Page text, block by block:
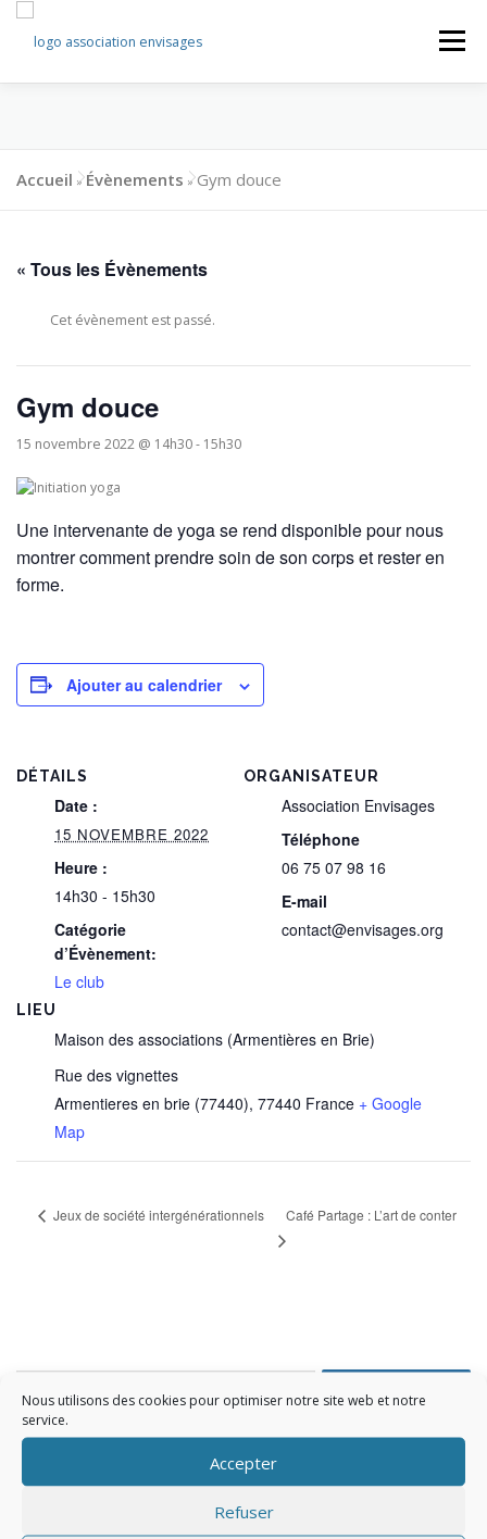
Nous utilisons des cookies pour optimiser notre site web et notre
service.
Accepter
Refuser
contenu
Menu
MAISON PARTAGÉE
Accueil »Évènements »Gym douce
« Tous les Évènements
Cet évènement est passé.
Gym douce
15 novembre 2022 @ 14h30- 15h30
Une intervenante de yoga se rend disponible pour nous
montrer comment prendre soin de son corps et rester en
forme.
Ajouter au calendrier
DÉTAILS
Date :
15 NOVEMBRE 2022
Heure :
14h30 - 15h30
Catégorie
d’Évènement:
Le club
LIEU
Maison des associations (Armentières en Brie)
Rue des vignettes
Armentieres en brie (77440), 77440 France + Google
Map
ORGANISATEUR
Association Envisages
Téléphone
06 75 07 98 16
E-mail
contact@envisages.org
Jeux de société intergénérationnels Café Partage : L’art de conter
ARTICLES RÉCENTS